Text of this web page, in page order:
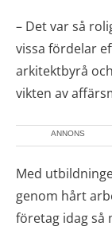
– Det var så
vissa fördelar
arkitektbyrå
vikten av
ANNONS
Med
genom hårt
företag idag så